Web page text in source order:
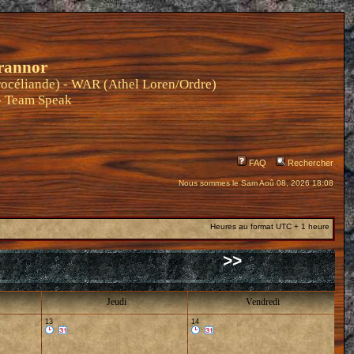
- WAR (Athel Loren/Ordre)
Team Speak
FAQ Rechercher
Nous sommes le Sam Aoû 08, 2026 18:08
Heures au format UTC + 1 heure
>>
Jeudi Vendredi
13 14